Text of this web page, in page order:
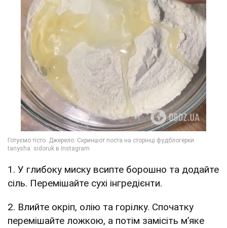
1. У глибоку миску всипте борошно та додайте
сіль. Перемішайте сухі інгредієнти.
2. Влийте окріп, олію та горілку. Спочатку
перемішайте ложкою, а потім замісіть м’яке